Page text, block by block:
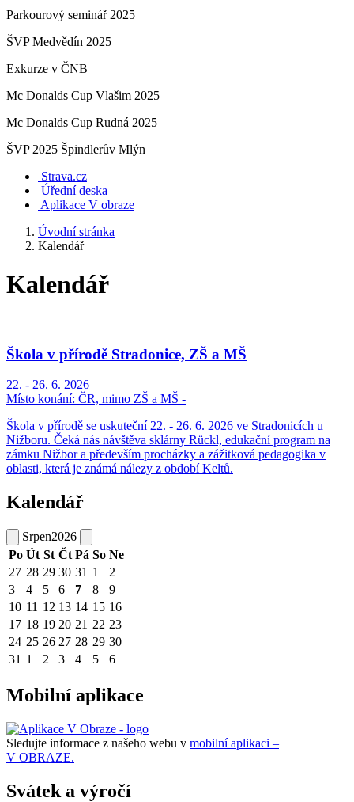
Parkourový seminář 2025
ŠVP Medvědín 2025
Exkurze v ČNB
Mc Donalds Cup Vlašim 2025
Mc Donalds Cup Rudná 2025
ŠVP 2025 Špindlerův Mlýn
Strava.cz
Úřední deska
Aplikace V obraze
Úvodní stránka
Kalendář
Kalendář
Škola v přírodě Stradonice, ZŠ a MŠ
22. - 26. 6. 2026
Místo konání: ČR, mimo ZŠ a MŠ -
Škola v přírodě se uskuteční 22. - 26. 6. 2026 ve Stradonicích u
Nižboru. Čeká nás návštěva sklárny Rückl, edukační program na
zámku Nižbor a především procházky a zážitková pedagogika v
oblasti, která je známá nálezy z období Keltů.
Kalendář
Srpen2026
Po Út St Čt Pá So Ne
27 28 29 30 31 1
2
3
4 5 6 7 8
9
10 11 12 13 14 15 16
17 18 19 20 21 22 23
24 25 26 27 28 29 30
31 1 2 3 4 5 6
Mobilní aplikace
Sledujte informace z našeho webu v mobilní aplikaci –
V OBRAZE.
Svátek a výročí